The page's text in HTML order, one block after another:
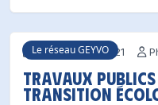
Le réseau GEYVO
18 novembre 2021
Travaux Publics
transition